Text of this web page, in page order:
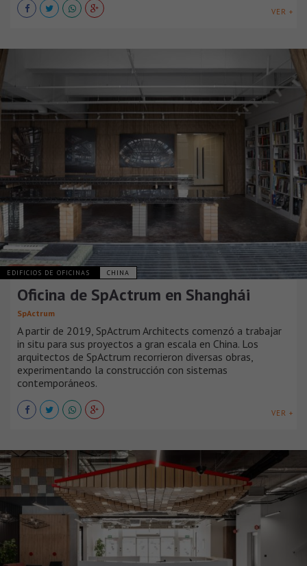
VER +
EDIFICIOS DE OFICINAS CHINA
Oficina de SpActrum en Shanghái
SpActrum
A partir de 2019, SpActrum Architects comenzó a trabajar
in situ para sus proyectos a gran escala en China. Los
arquitectos de SpActrum recorrieron diversas obras,
experimentando la construcción con sistemas
contemporáneos.
VER +